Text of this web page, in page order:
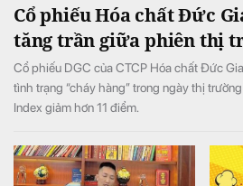
Cổ phiếu Hóa chất Đức
tăng trần giữa phiên thị
Cổ phiếu DGC của CTCP Hóa chất Đức
tình trạng “cháy hàng” trong ngày thị
Index giảm hơn 11 điểm.